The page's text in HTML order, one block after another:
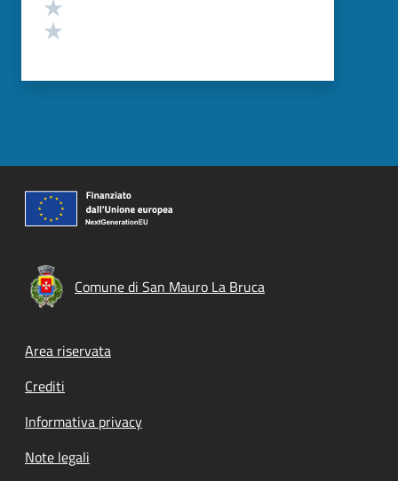
Comune di San Mauro La Bruca
Footer menu
Area riservata
Crediti
Informativa privacy
Note legali